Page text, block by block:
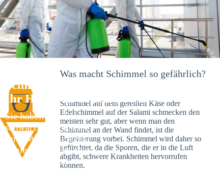
Schimmelexperte in Innenstadt –
Ihr Helfer an Ort und Stelle
Sie haben kürzlich
schwarze Flecken an
Ihrer Wand entdeckt?
Schlechte Nachrichten:
Sie haben einen
Was macht Schimmel so gefährlich?
Schimmel auf dem gereiften Käse oder
Edelschimmel auf der Salami schmecken den
meisten sehr gut, aber wenn man den
Schimmel an der Wand findet, ist die
Begeisterung vorbei. Schimmel wird daher so
gefürchtet, da die Sporen, die er in die Luft
abgibt, schwere Krankheiten hervorrufen
können.